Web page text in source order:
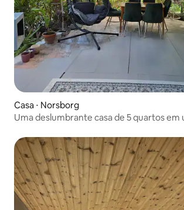
Casa ⋅ Norsborg
Uma deslumbrante casa de 5 quartos em